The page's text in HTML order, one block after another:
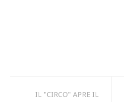
IL "CIRCO" APRE IL